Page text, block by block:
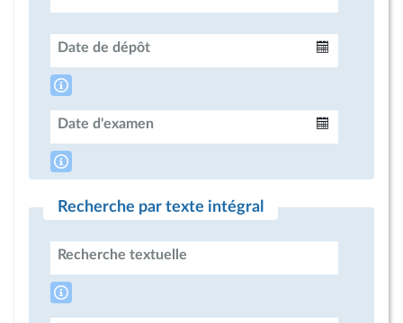
Date de dépôt
Date d'examen
Recherche par texte intégral
Recherche textuelle